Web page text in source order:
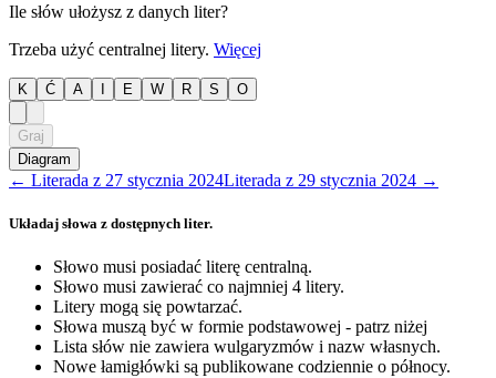
Ile słów ułożysz z danych liter?
Trzeba użyć centralnej litery. Więcej
K Ć A E W R S O
Graj
Diagram
← Literada z 27 stycznia 2024Literada z 29 stycznia 2024 →
Układaj słowa z dostępnych liter.
Słowo musi posiadać literę centralną.
Słowo musi zawierać co najmniej 4 litery.
Litery mogą się powtarzać.
Słowa muszą być w formie podstawowej - patrz niżej
Lista słów nie zawiera wulgaryzmów i nazw własnych.
Nowe łamigłówki są publikowane codziennie o północy.